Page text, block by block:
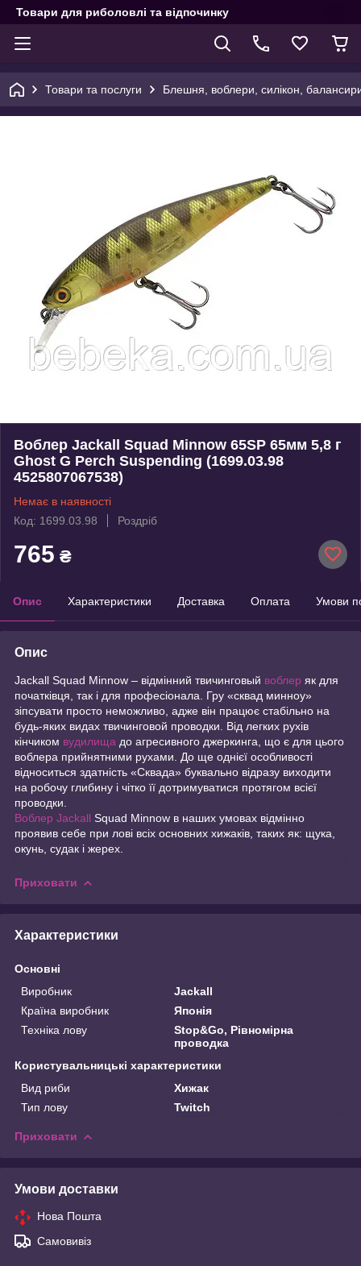
Товари для риболовлі та відпочинку
Товари та послуги Блешня, воблери, силікон,
Воблер Jackall Squad Minnow 65SP 65мм 5,8 г
Ghost G Perch Suspending (1699.03.98
4525807067538)
Немає в наявності
Код: 1699.03.98
Роздріб
765 ₴
Опис Характеристики Доставка Оплата Умови
Опис
Jackall Squad Minnow – відмінний твичинговый воблер як для
початківця, так і для професіонала. Гру «сквад минноу»
зіпсувати просто неможливо, адже він працює стабільно на
будь-яких видах твичинговой проводки. Від легких рухів
кінчиком вудилища до агресивного джеркинга, що є для цього
воблера прийнятними рухами. До ще однієї особливості
відноситься здатність «Сквада» буквально відразу виходити
на робочу глибину і чітко її дотримуватися протягом всієї
проводки.
Воблер Jackall Squad Minnow в наших умовах відмінно
проявив себе при лові всіх основних хижаків, таких як: щука,
окунь, судак і жерех.
Приховати
Характеристики
Основні
Виробник
Jackall
Країна виробник
Японія
Техніка лову
Stop&Go, Рівномірна
проводка
Користувальницькі характеристики
Вид риби
Хижак
Тип лову
Twitch
Приховати
Умови доставки
Нова Пошта
Самовивіз